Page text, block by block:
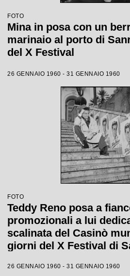
FOTO
Mina in posa con un
marinaio al porto di
del X Festival
26 GENNAIO 1960 - 31 GENNAIO 1960
FOTO
Teddy Reno posa a
promozionali a lui
scalinata del Casinò
giorni del X Festival di
26 GENNAIO 1960 - 31 GENNAIO 1960